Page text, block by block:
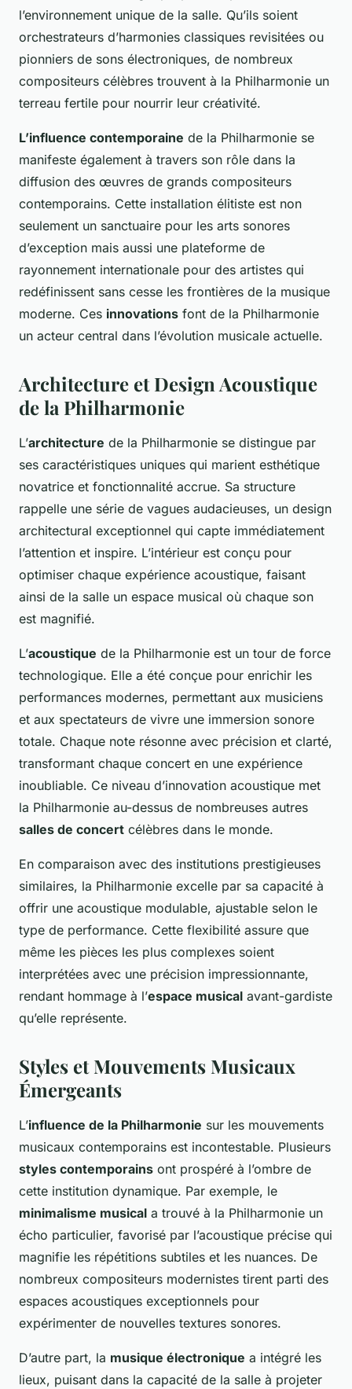
l’environnement unique de la salle. Qu’ils soient
orchestrateurs d’harmonies classiques revisitées ou
pionniers de sons électroniques, de nombreux
compositeurs célèbres trouvent à la Philharmonie un
terreau fertile pour nourrir leur créativité.
L’influence contemporaine de la Philharmonie se
manifeste également à travers son rôle dans la
diffusion des œuvres de grands compositeurs
contemporains. Cette installation élitiste est non
seulement un sanctuaire pour les arts sonores
d’exception mais aussi une plateforme de
rayonnement internationale pour des artistes qui
redéfinissent sans cesse les frontières de la musique
moderne. Ces innovations font de la Philharmonie
un acteur central dans l’évolution musicale actuelle.
Architecture et Design Acoustique
de la Philharmonie
L’architecture de la Philharmonie se distingue par
ses caractéristiques uniques qui marient esthétique
novatrice et fonctionnalité accrue. Sa structure
rappelle une série de vagues audacieuses, un design
architectural exceptionnel qui capte immédiatement
l’attention et inspire. L’intérieur est conçu pour
optimiser chaque expérience acoustique, faisant
ainsi de la salle un espace musical où chaque son
est magnifié.
L’acoustique de la Philharmonie est un tour de force
technologique. Elle a été conçue pour enrichir les
performances modernes, permettant aux musiciens
et aux spectateurs de vivre une immersion sonore
totale. Chaque note résonne avec précision et clarté,
transformant chaque concert en une expérience
inoubliable. Ce niveau d’innovation acoustique met
la Philharmonie au-dessus de nombreuses autres
salles de concert célèbres dans le monde.
En comparaison avec des institutions prestigieuses
similaires, la Philharmonie excelle par sa capacité à
offrir une acoustique modulable, ajustable selon le
type de performance. Cette flexibilité assure que
même les pièces les plus complexes soient
interprétées avec une précision impressionnante,
rendant hommage à l’espace musical avant-gardiste
qu’elle représente.
Styles et Mouvements Musicaux
Émergeants
L’influence de la Philharmonie sur les mouvements
musicaux contemporains est incontestable. Plusieurs
styles contemporains ont prospéré à l’ombre de
cette institution dynamique. Par exemple, le
minimalisme musical a trouvé à la Philharmonie un
écho particulier, favorisé par l’acoustique précise qui
magnifie les répétitions subtiles et les nuances. De
nombreux compositeurs modernistes tirent parti des
espaces acoustiques exceptionnels pour
expérimenter de nouvelles textures sonores.
D’autre part, la musique électronique a intégré les
lieux, puisant dans la capacité de la salle à projeter